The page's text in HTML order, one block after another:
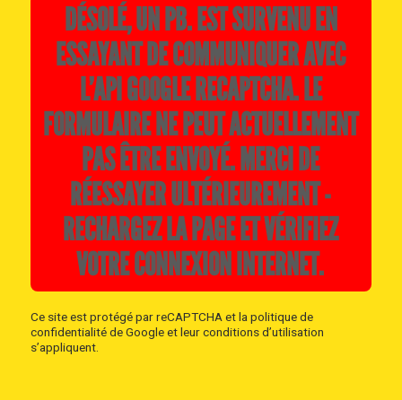
DÉSOLÉ, UN PB. EST SURVENU EN
ESSAYANT DE COMMUNIQUER AVEC
L’API GOOGLE RECAPTCHA. LE
FORMULAIRE NE PEUT ACTUELLEMENT
PAS ÊTRE ENVOYÉ. MERCI DE
RÉESSAYER ULTÉRIEUREMENT -
RECHARGEZ LA PAGE ET VÉRIFIEZ
VOTRE CONNEXION INTERNET.
Ce site est protégé par reCAPTCHA et lapolitique de
confidentialitéde Google etleur conditions d’utilisation
s’appliquent.